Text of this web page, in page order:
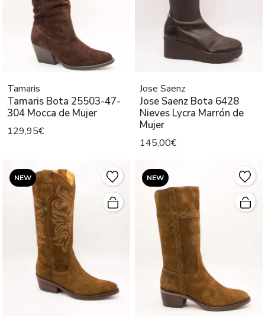
Tamaris
Tamaris Bota 25503-47-
304 Mocca de Mujer
129,95€
Jose Saenz
Jose Saenz Bota 6428
Nieves Lycra Marrón de
Mujer
145,00€
NEW NEW